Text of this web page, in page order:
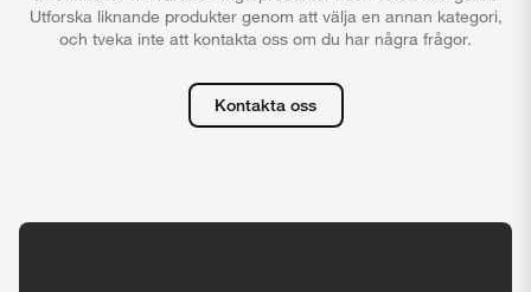
Utforska liknande produkter genom att välja en annan kategori,
och tveka inte att kontakta oss om du har några frågor.
Kontakta oss